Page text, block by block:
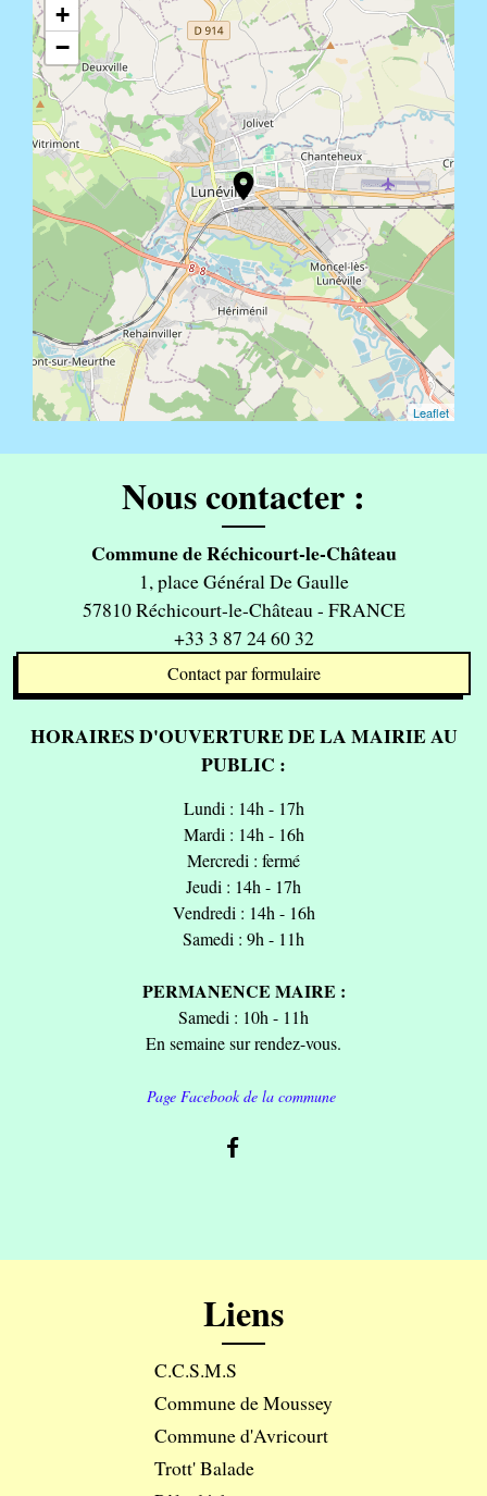
location_on
+
−
Leaflet
Nous contacter :
Commune de Réchicourt-le-Château
1, place Général De Gaulle
57810 Réchicourt-le-Château - FRANCE
+33 3 87 24 60 32
Contact par formulaire
HORAIRES D'OUVERTURE DE LA MAIRIE AU
PUBLIC :
Lundi : 14h - 17h
Mardi : 14h - 16h
Mercredi : fermé
Jeudi : 14h - 17h
Vendredi : 14h - 16h
Samedi : 9h - 11h
PERMANENCE MAIRE :
Samedi : 10h - 11h
En semaine sur rendez-vous.
Page Facebook de la commune
Liens
C.C.S.M.S
Commune de Moussey
Commune d'Avricourt
Trott' Balade